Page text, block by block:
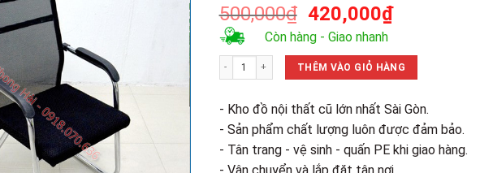
500,000₫ Giá
gốc
là:
500,000₫.
420,000₫Giá
tại
là:
Còn hàng - Giao nhanh
Thanh Lý Ghế Lưng Thấp Chân Quỳ Mới 99% số lượng
THÊM VÀO GIỎ HÀNG
- Kho đồ nội thất cũ lớn nhất Sài Gòn.
- Sản phẩm chất lượng luôn được đảm bảo.
- Tân trang - vệ sinh - quấn PE khi giao hàng.
- Vận chuyển và lắp đặt tận nơi.